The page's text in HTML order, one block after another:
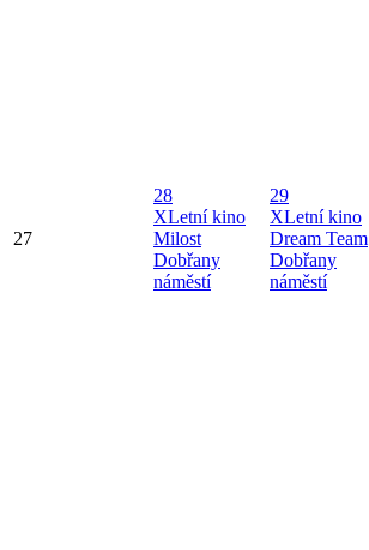
27
28
XLetní kino
Milost
Dobřany
náměstí
29
XLetní kino
Dream Team
Dobřany
náměstí